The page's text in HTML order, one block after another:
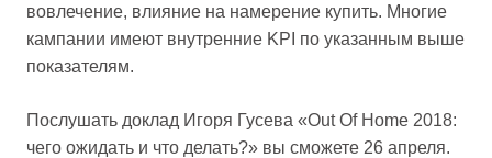
вовлечение, влияние на намерение купить. Многие
кампании имеют внутренние KPI по указанным выше
показателям.
Послушать доклад Игоря Гусева «Out Of Home 2018:
чего ожидать и что делать?» вы сможете 26 апреля.